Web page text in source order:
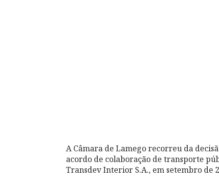
A Câmara de Lamego recorreu da
acordo de colaboração de transporte
Transdev Interior S.A., em setembro de